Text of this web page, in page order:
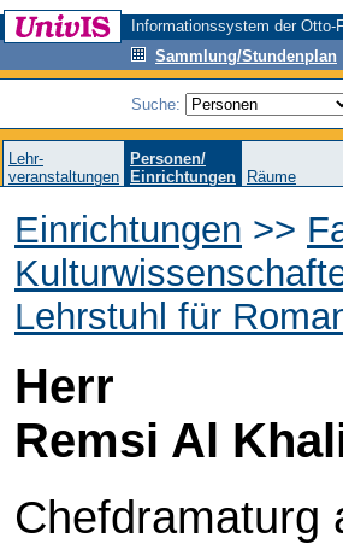
Informationssystem der
Sammlung/Stundenplan
Suche:
Lehr-
veranstaltungen
Personen/
Einrichtungen
Räume
Einrichtungen >>
Lehrstuhl für
Herr
Remsi Al
Chefdramaturg